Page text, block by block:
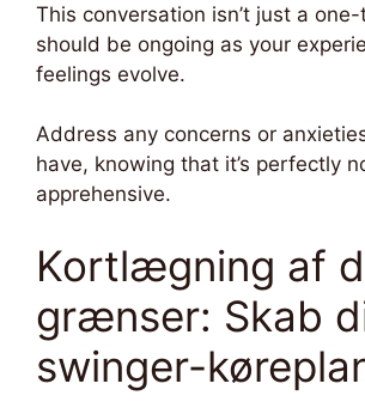
This conversation isn’t just a
should be ongoing as your
feelings evolve.
Address any concerns or
have, knowing that it’s perfectly
apprehensive.
Kortlægning af
grænser: Skab
swinger-